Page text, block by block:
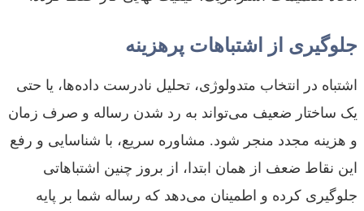
جلوگیری از اشتباهات پرهزینه
اشتباه در انتخاب متدولوژی، تحلیل نادرست داده‌ها، یا حتی
یک ساختار ضعیف می‌تواند به رد شدن رساله و صرف زمان
و هزینه مجدد منجر شود. مشاوره سریع، با شناسایی و رفع
این نقاط ضعف از همان ابتدا، از بروز چنین اشتباهاتی
جلوگیری کرده و اطمینان می‌دهد که رساله شما بر پایه